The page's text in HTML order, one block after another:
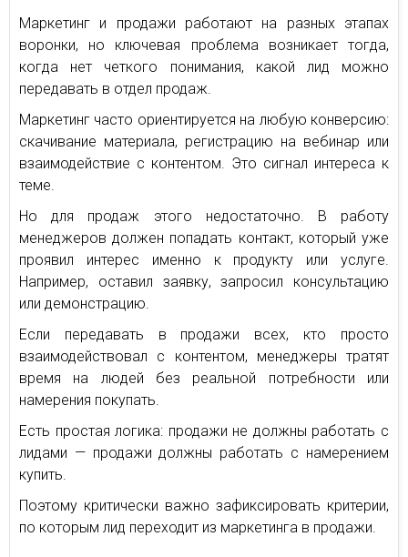
Маркетинг и продажи работают на разных этапах
воронки, но ключевая проблема возникает тогда,
когда нет четкого понимания, какой лид можно
передавать в отдел продаж.
Маркетинг часто ориентируется на любую конверсию:
скачивание материала, регистрацию на вебинар или
взаимодействие с контентом. Это сигнал интереса к
теме.
Но для продаж этого недостаточно. В работу
менеджеров должен попадать контакт, который уже
проявил интерес именно к продукту или услуге.
Например, оставил заявку, запросил консультацию
или демонстрацию.
Если передавать в продажи всех, кто просто
взаимодействовал с контентом, менеджеры тратят
время на людей без реальной потребности или
намерения покупать.
Есть простая логика: продажи не должны работать с
лидами — продажи должны работать с намерением
купить.
Поэтому критически важно зафиксировать критерии,
по которым лид переходит из маркетинга в продажи.